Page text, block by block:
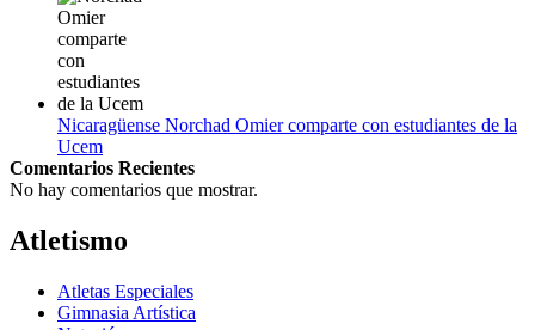
Nicaragüense Norchad Omier comparte con estudiantes de la
Ucem
Comentarios Recientes
No hay comentarios que mostrar.
Atletismo
Atletas Especiales
Gimnasia Artística